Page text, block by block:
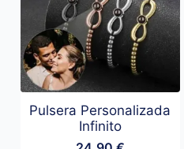
Pulsera Personalizada
Infinito